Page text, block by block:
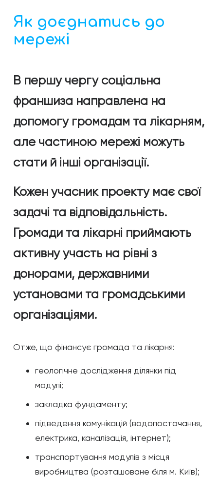
Як доєднатись до
мережі
В першу чергу соціальна
франшиза направлена на
допомогу громадам та лікарням,
але частиною мережі можуть
стати й інші організації.
Кожен учасник проекту має свої
задачі та відповідальність.
Громади та лікарні приймають
активну участь на рівні з
донорами, державними
установами та громадськими
організаціями.
Отже, що фінансує громада та лікарня:
геологічне дослідження ділянки під
модулі;
закладка фундаменту;
підведення комунікацій (водопостачання,
електрика, каналізація, інтернет);
транспортування модулів з місця
виробництва (розташоване біля м. Київ);